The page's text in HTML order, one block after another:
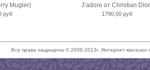
Mugler)
руб
J’adore от Christian
1790,00 руб
Все права защищены © 2006-2013г. Интернет-магазин